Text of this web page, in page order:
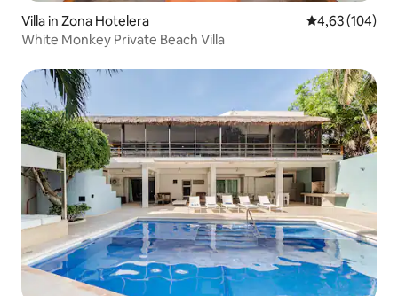
Villa in Zona Hotelera Gemiddelde
4,63 (104)
White Monkey Private Beach Villa